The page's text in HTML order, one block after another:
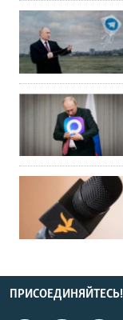
ПРИСОЕДИНЯЙТЕСЬ!